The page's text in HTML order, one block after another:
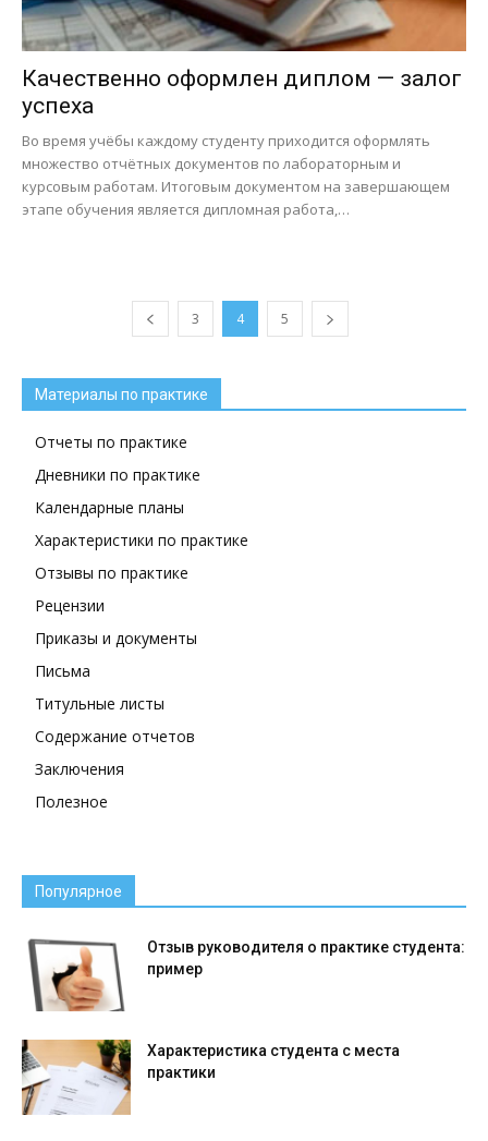
Качественно оформлен диплом — залог
успеха
Во время учёбы каждому студенту приходится оформлять
множество отчётных документов по лабораторным и
курсовым работам. Итоговым документом на завершающем
этапе обучения является дипломная работа,…
3 4 5
Материалы по практике
Отчеты по практике
Дневники по практике
Календарные планы
Характеристики по практике
Отзывы по практике
Рецензии
Приказы и документы
Письма
Титульные листы
Содержание отчетов
Заключения
Полезное
Популярное
Отзыв руководителя о практике студента:
пример
Характеристика студента с места
практики